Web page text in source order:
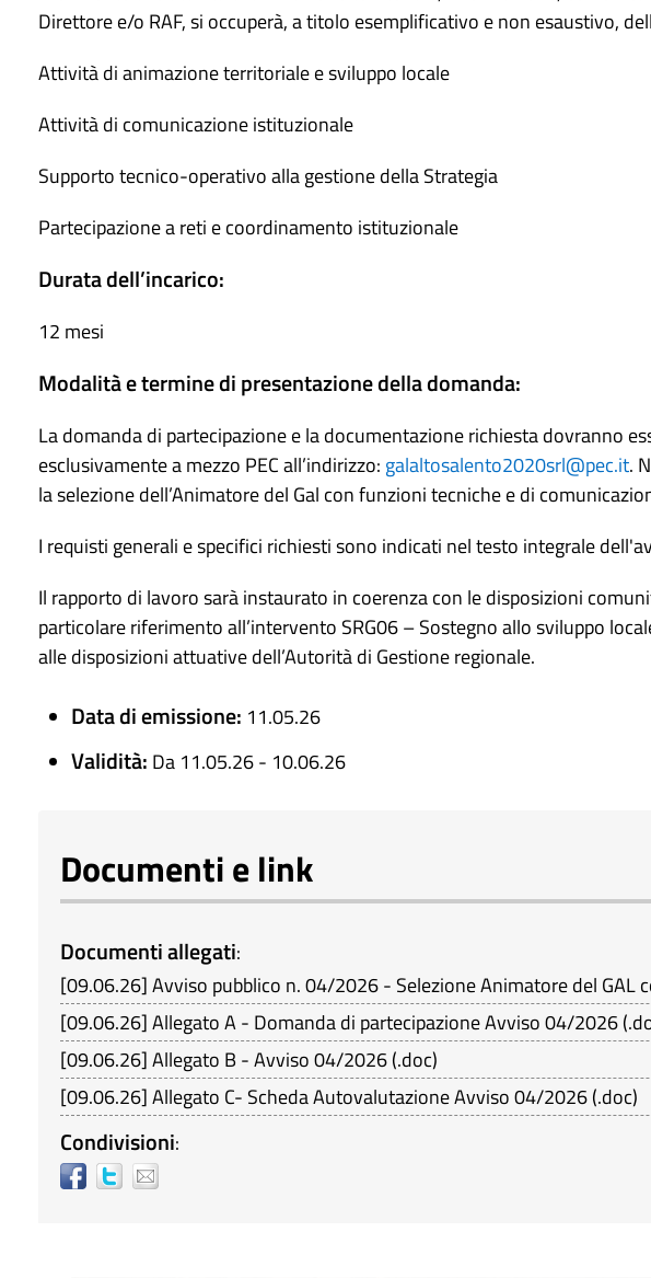
Direttore e/o RAF, si occuperà, a titolo esemplificativo e non esaustivo,
Attività di animazione territoriale e sviluppo locale
Attività di comunicazione istituzionale
Supporto tecnico-operativo alla gestione della Strategia
Partecipazione a reti e coordinamento istituzionale
Durata dell’incarico:
12 mesi
Modalità e termine di presentazione della domanda:
La domanda di partecipazione e la documentazione richiesta dovranno
esclusivamente a mezzo PEC all’indirizzo: galaltosalento2020srl@pec.it.
la selezione dell’Animatore del Gal con funzioni tecniche e di
I requisti generali e specifici richiesti sono indicati nel testo integrale
Il rapporto di lavoro sarà instaurato in coerenza con le disposizioni
particolare riferimento all’intervento SRG06 – Sostegno allo sviluppo
alle disposizioni attuative dell’Autorità di Gestione regionale.
Data di emissione: 11.05.26
Validità: Da 11.05.26 - 10.06.26
Documenti e link
Documenti allegati:
[09.06.26]Avviso pubblico n. 04/2026 - Selezione Animatore del GAL
[09.06.26]Allegato A - Domanda di partecipazione Avviso 04/2026(
[09.06.26]Allegato B - Avviso 04/2026(.doc)
[09.06.26]Allegato C- Scheda Autovalutazione Avviso 04/2026(.doc)
Condivisioni: